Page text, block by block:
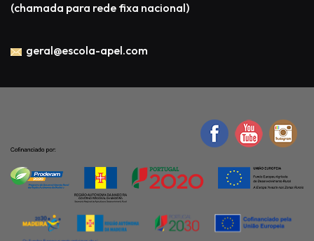
(chamada para rede fixa nacional)
geral@escola-apel.com